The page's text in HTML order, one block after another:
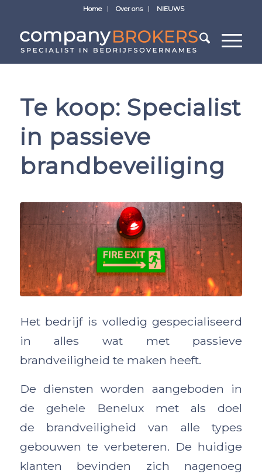
Home Over ons NIEUWS
Te koop: Specialist
in passieve
brandbeveiliging
Het bedrijf is volledig gespecialiseerd
in alles wat met passieve
brandveiligheid te maken heeft.
De diensten worden aangeboden in
de gehele Benelux met als doel
de brandveiligheid van alle types
gebouwen te verbeteren. De huidige
klanten bevinden zich nagenoeg